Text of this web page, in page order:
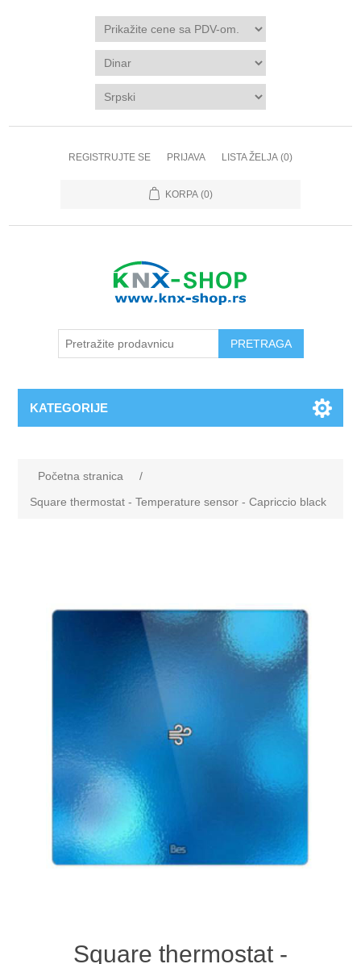
REGISTRUJTE SE PRIJAVA LISTA ŽELJA (0)
KORPA (0)
KATEGORIJE
Početna stranica
/
Square thermostat - Temperature sensor - Capriccio black
Square thermostat -